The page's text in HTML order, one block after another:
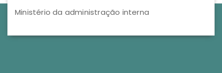
Ministério da administração interna